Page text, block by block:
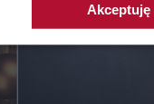
Akceptuję